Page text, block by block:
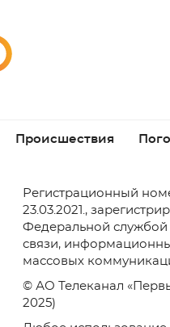
Происшествия
Регистрационный
23.03.2021.,
Федеральной службой
связи,
массовых
© АО Телеканал
2025)